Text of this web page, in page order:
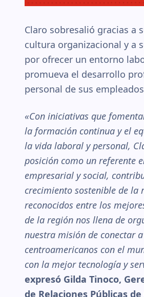
Claro sobresalió gracias a
cultura organizacional y a
por ofrecer un entorno
promueva el desarrollo
personal de sus
«Con iniciativas que
la formación continua y el
la vida laboral y personal,
posición como un referente
empresarial y social,
crecimiento sostenible de la
reconocidos entre los
de la región nos llena de
nuestra misión de conectar
centroamericanos con el
con la mejor tecnología y
expresó Gilda Tinoco,
de Relaciones Públicas de